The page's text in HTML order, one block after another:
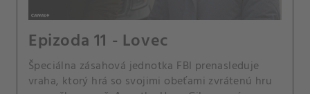
Epizoda 11 - Lovec
Špeciálna zásahová jednotka FBI prenasleduje
vraha, ktorý hrá so svojimi obeťami zvrátenú hru